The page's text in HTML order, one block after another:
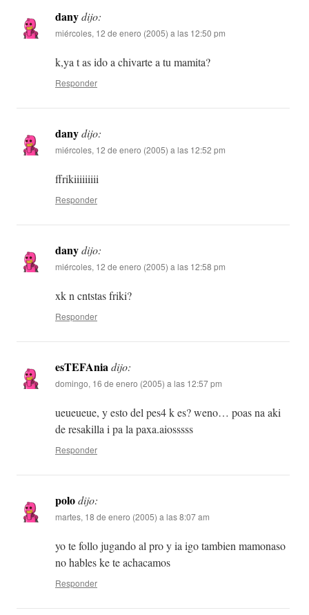
danydijo:
miércoles, 12 de enero (2005) a las 12:50 pm
k,ya t as ido a chivarte a tu mamita?
Responder
danydijo:
miércoles, 12 de enero (2005) a las 12:52 pm
ffrikiiiiiiiii
Responder
danydijo:
miércoles, 12 de enero (2005) a las 12:58 pm
xk n cntstas friki?
Responder
esTEFAniadijo:
domingo, 16 de enero (2005) a las 12:57 pm
ueueueue, y esto del pes4 k es? weno… poas na aki
de resakilla i pa la paxa.aiosssss
Responder
polodijo:
martes, 18 de enero (2005) a las 8:07 am
yo te follo jugando al pro y ia igo tambien mamonaso
no hables ke te achacamos
Responder